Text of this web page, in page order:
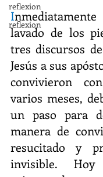
reflexion
reflexion
I
lavado de los
tres discursos
Jesús a sus
convivieron
varios meses,
un paso para
manera de
resucitado y
invisible.